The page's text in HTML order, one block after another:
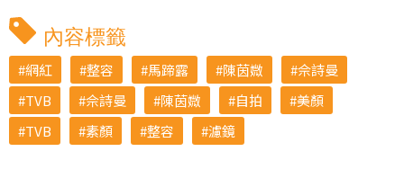
內容標籤
網紅 整容 馬蹄露 陳茵媺
佘詩曼
TVB
佘詩曼 陳茵媺 自拍
美顏
TVB
素顏 整容 濾鏡